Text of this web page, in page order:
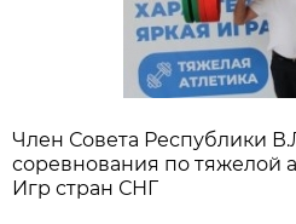
Член Совета Республики
соревнования по тяжелой
Игр стран СНГ